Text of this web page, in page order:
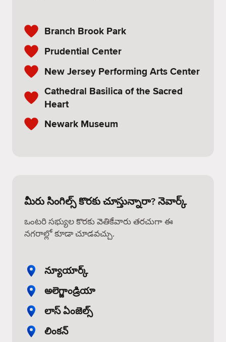
Branch Brook Park
Prudential Center
New Jersey Performing Arts Center
Cathedral Basilica of the Sacred
Heart
Newark Museum
మీరు సింగిల్స్ కొరకు చూస్తున్నారా? నెవార్క్
ఒంటరి సభ్యుల కొరకు వెతికేవారు తరచుగా ఈ
నగరాల్లో కూడా చూడవచ్చు.
న్యూయార్క్
అలెగ్జాండ్రియా
లాస్ ఏంజెల్స్
లింకన్